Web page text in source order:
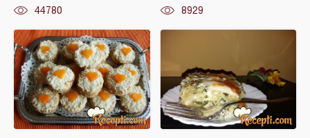
44780 8929